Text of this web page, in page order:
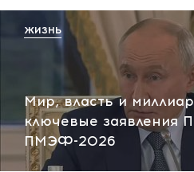
Мир, власть и
ключевые заявления
ПМЭФ-2026
ЖИЗНЬ